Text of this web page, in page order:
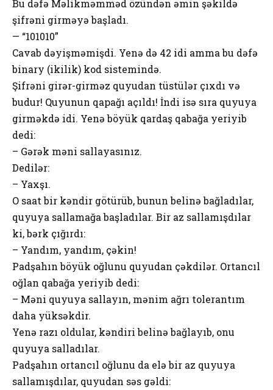
Bu dəfə Məlikməmməd özündən əmin şəkildə
şifrəni girməyə başladı.
— “101010”
Cavab dəyişməmişdi. Yenə də 42 idi amma bu dəfə
binary (ikilik) kod sistemində.
Şifrəni girər-girməz quyudan tüstülər çıxdı və
budur! Quyunun qapağı açıldı! İndi isə sıra quyuya
girməkdə idi. Yenə böyük qardaş qabağa yeriyib
dedi:
– Gərək məni sallayasınız.
Dedilər:
– Yaxşı.
O saat bir kəndir götürüb, bunun belinə bağladılar,
quyuya sallamağa başladılar. Bir az sallamışdılar
ki, bərk çığırdı:
– Yandım, yandım, çəkin!
Padşahın böyük oğlunu quyudan çəkdilər. Ortancıl
oğlan qabağa yeriyib dedi:
– Məni quyuya sallayın, mənim ağrı tolerantım
daha yüksəkdir.
Yenə razı oldular, kəndiri belinə bağlayıb, onu
quyuya salladılar.
Padşahın ortancıl oğlunu da elə bir az quyuya
sallamışdılar, quyudan səs gəldi: